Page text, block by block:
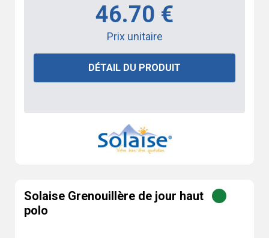
46.70 €
Prix unitaire
DÉTAIL DU PRODUIT
Solaise Grenouillère de jour haut
polo